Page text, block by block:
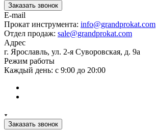
Заказать звонок
E-mail
Прокат инструмента: info@grandprokat.com
Отдел продаж: sale@grandprokat.com
Адрес
г. Ярославль, ул. 2-я Суворовская, д. 9а
Режим работы
Каждый день: с 9:00 до 20:00
Заказать звонок